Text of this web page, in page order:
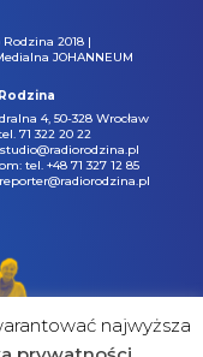
2018 |
JOHANNEUM
4, 50-328 Wrocław
71 322 20 22
tel. +48 71 327 12 85
najwyższa